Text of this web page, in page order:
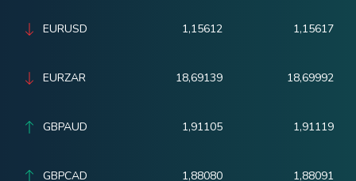
EURUSD 1,15612 1,15617
EURZAR 18,69139 18,69992
GBPAUD 1,91105 1,91119
GBPCAD 1,88080 1,88091